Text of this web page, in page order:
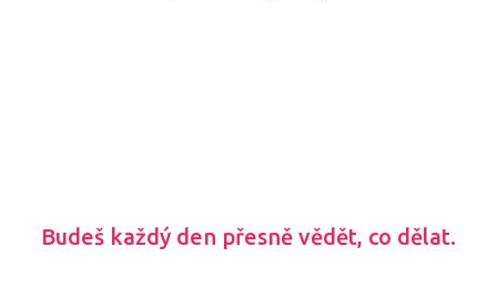
Budeš každý den přesně vědět, co dělat.